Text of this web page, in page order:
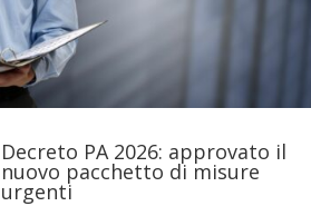
Decreto PA 2026: approvato il
nuovo pacchetto di misure
urgenti